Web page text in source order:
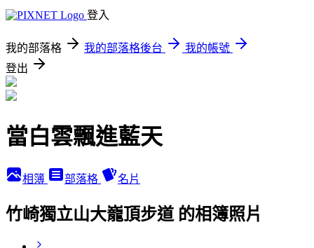
登入
我的部落格 我的部落格後台
我的帳號
登出
當白雲飄進藍天
相簿 部落格 名片
竹崎獨立山大巃頂步道 的相簿照片